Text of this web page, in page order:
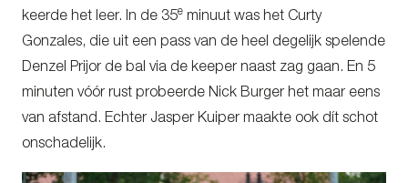
keerde het leer. In de 35e minuut was het Curty
Gonzales, die uit een pass van de heel degelijk spelende
Denzel Prijor de bal via de keeper naast zag gaan. En 5
minuten vóór rust probeerde Nick Burger het maar eens
van afstand. Echter Jasper Kuiper maakte ook dít schot
onschadelijk.